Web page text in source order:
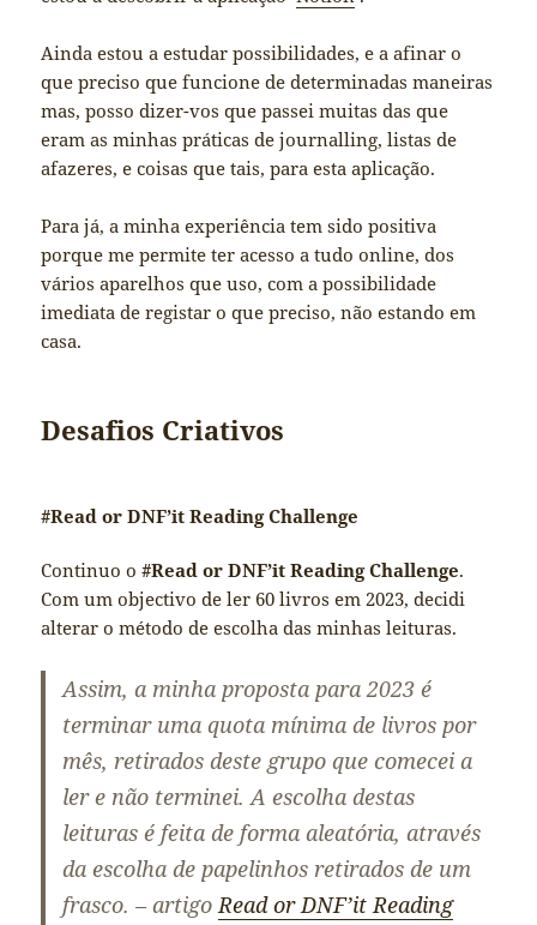
Ainda estou a estudar possibilidades, e a afinar o
que preciso que funcione de determinadas maneiras
mas, posso dizer-vos que passei muitas das que
eram as minhas práticas de journalling, listas de
afazeres, e coisas que tais, para esta aplicação.
Para já, a minha experiência tem sido positiva
porque me permite ter acesso a tudo online, dos
vários aparelhos que uso, com a possibilidade
imediata de registar o que preciso, não estando em
casa.
Desafios Criativos
#Read or DNF’it Reading Challenge
Continuo o#Read or DNF’it Reading Challenge.
Com um objectivo de ler 60 livros em 2023, decidi
alterar o método de escolha das minhas leituras.
Assim, a minha proposta para 2023 é
terminar uma quota mínima de livros por
mês, retirados deste grupo que comecei a
ler e não terminei. A escolha destas
leituras é feita de forma aleatória, através
da escolha de papelinhos retirados de um
frasco. – artigoRead or DNF’it Reading